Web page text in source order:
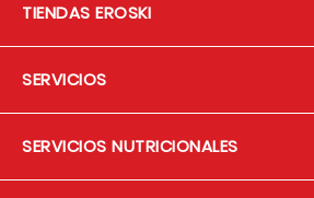
TIENDAS EROSKI
SERVICIOS
SERVICIOS NUTRICIONALES